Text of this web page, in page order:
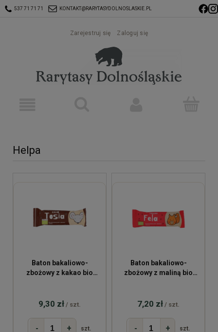
537 71 71 71 KONTAKT@RARYTASYDOLNOSLASKIE.PL
Zarejestruj się Zaloguj się
Helpa
Baton bakaliowo-
zbożowy z kakao bio
9,30 zł / szt.
- + szt.
Baton bakaliowo-
zbożowy z maliną bio
7,20 zł / szt.
- + szt.